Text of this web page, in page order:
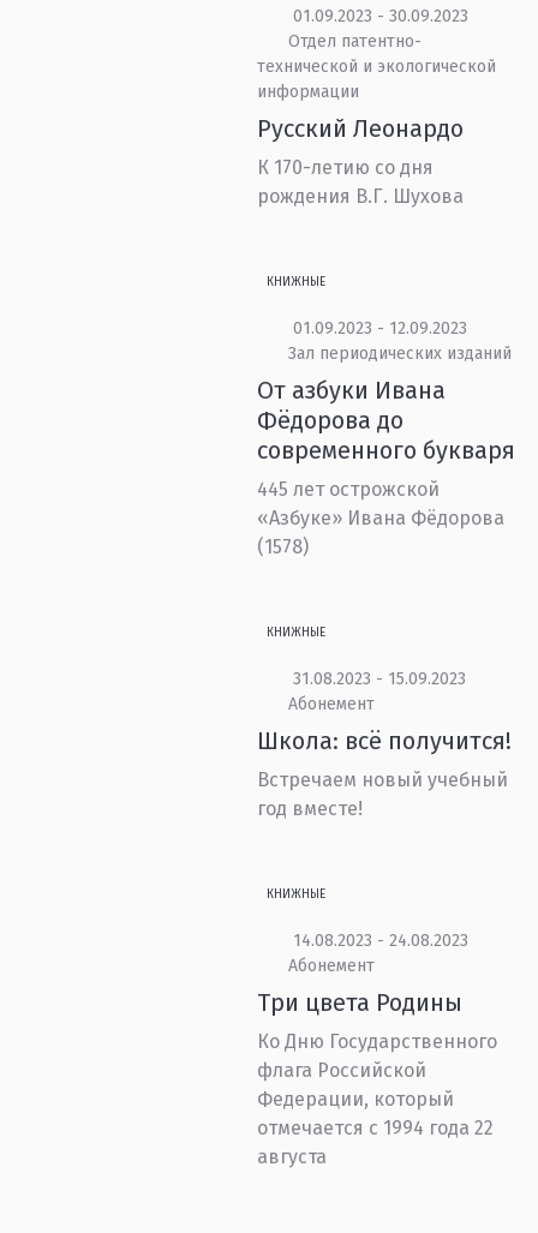
01.09.2023 - 30.09.2023
Отдел патентно-
технической и экологической
информации
Русский Леонардо
К 170-летию со дня
рождения В.Г. Шухова
КНИЖНЫЕ
01.09.2023 - 12.09.2023
Зал периодических изданий
От азбуки Ивана
Фёдорова до
современного букваря
445 лет острожской
«Азбуке» Ивана Фёдорова
(1578)
КНИЖНЫЕ
31.08.2023 - 15.09.2023
Абонемент
Школа: всё получится!
Встречаем новый учебный
год вместе!
КНИЖНЫЕ
14.08.2023 - 24.08.2023
Абонемент
Три цвета Родины
Ко Дню Государственного
флага Российской
Федерации, который
отмечается с 1994 года 22
августа